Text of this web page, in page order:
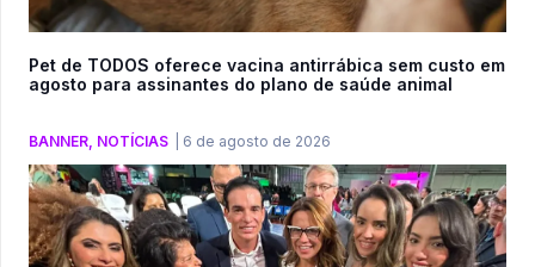
Pet de TODOS oferece vacina antirrábica sem custo em
agosto para assinantes do plano de saúde animal
BANNER NOTÍCIAS 6 de agosto de 2026